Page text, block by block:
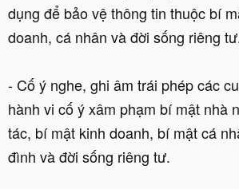
dụng để bảo vệ thông tin thuộc bí
doanh, cá nhân và đời sống riêng
- Cố ý nghe, ghi âm trái phép các
hành vi cố ý xâm phạm bí mật nhà
tác, bí mật kinh doanh, bí mật cá
đình và đời sống riêng tư.